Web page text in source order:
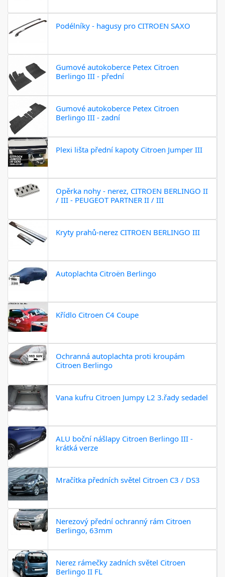
Podélníky - hagusy pro CITROEN SAXO
Gumové autokoberce Petex Citroen
Berlingo III - přední
Gumové autokoberce Petex Citroen
Berlingo III - zadní
Plexi lišta přední kapoty Citroen Jumper III
Opěrka nohy - nerez, CITROEN BERLINGO II
/ III - PEUGEOT PARTNER II / III
Kryty prahů-nerez CITROEN BERLINGO III
Autoplachta Citroën Berlingo
Křídlo Citroen C4 Coupe
Ochranná autoplachta proti kroupám
Citroen Berlingo
Vana kufru Citroen Jumpy L2 3.řady sedadel
ALU boční nášlapy Citroen Berlingo III -
krátká verze
Mračítka předních světel Citroen C3 / DS3
Nerezový přední ochranný rám Citroen
Berlingo, 63mm
Nerez rámečky zadních světel Citroen
Berlingo II FL